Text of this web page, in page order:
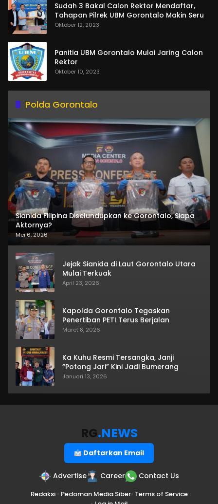
Sudah 3 Bakal Calon Rektor Mendaftar,
Tahapan Pilrek UBM Gorontalo Makin Seru
Oktober 12, 2023
Panitia UBM Gorontalo Mulai Jaring Calon
Rektor
Oktober 10, 2023
Polda Gorontalo
Sianida Filipina Diselundupkan ke Gorontalo, Siapa
Aktornya?
Mei 6, 2026
Jejak Sianida di Laut Gorontalo Utara
Mulai Terkuak
April 23, 2026
Kapolda Gorontalo Tegaskan
Penertiban PETI Terus Berjalan
Maret 8, 2026
Ka Kuhu Resmi Tersangka, Janji
“Potong Jari” Kini Jadi Bumerang
Januari 13, 2026
RG.NEWS
Daftarkan Email
Advertise Career Contact Us
Redaksi• Pedoman Media Siber• Terms of Service